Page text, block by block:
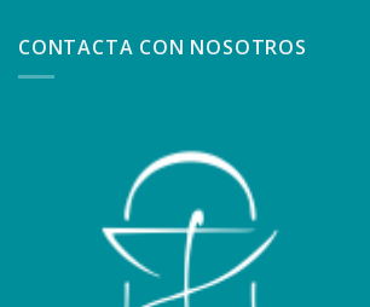
CONTACTA CON NOSOTROS